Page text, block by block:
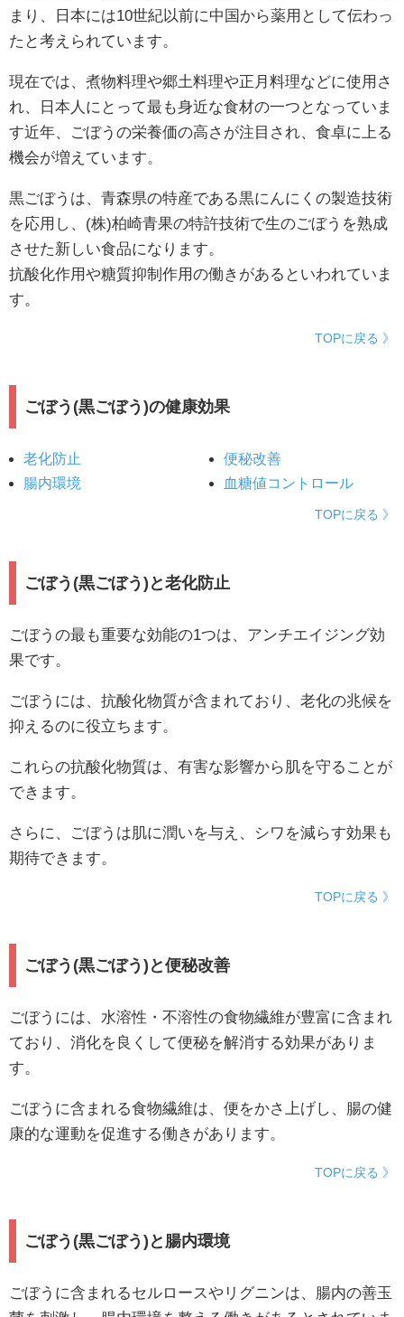
まり、日本には10世紀以前に中国から薬用として伝わっ
たと考えられています。
現在では、煮物料理や郷土料理や正月料理などに使用さ
れ、日本人にとって最も身近な食材の一つとなっていま
す近年、ごぼうの栄養価の高さが注目され、食卓に上る
機会が増えています。
黒ごぼうは、青森県の特産である黒にんにくの製造技術
を応用し、(株)柏崎青果の特許技術で生のごぼうを熟成
させた新しい食品になります。
抗酸化作用や糖質抑制作用の働きがあるといわれていま
す。
TOPに戻る 》
ごぼう(黒ごぼう)の健康効果
老化防止
便秘改善
腸内環境
血糖値コントロール
TOPに戻る 》
ごぼう(黒ごぼう)と老化防止
ごぼうの最も重要な効能の1つは、アンチエイジング効
果です。
ごぼうには、抗酸化物質が含まれており、老化の兆候を
抑えるのに役立ちます。
これらの抗酸化物質は、有害な影響から肌を守ることが
できます。
さらに、ごぼうは肌に潤いを与え、シワを減らす効果も
期待できます。
TOPに戻る 》
ごぼう(黒ごぼう)と便秘改善
ごぼうには、水溶性・不溶性の食物繊維が豊富に含まれ
ており、消化を良くして便秘を解消する効果がありま
す。
ごぼうに含まれる食物繊維は、便をかさ上げし、腸の健
康的な運動を促進する働きがあります。
TOPに戻る 》
ごぼう(黒ごぼう)と腸内環境
ごぼうに含まれるセルロースやリグニンは、腸内の善玉